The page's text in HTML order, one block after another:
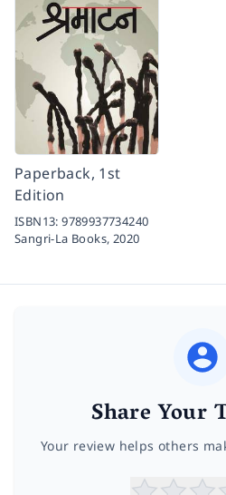
Paperback, 1st
Edition
ISBN13:9789937734240
Sangri-La Books, 2020
Share Your
Your review helps others